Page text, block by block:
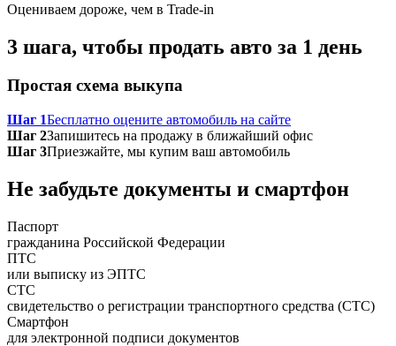
Оцениваем дороже, чем в Trade‑in
3 шага, чтобы продать авто за 1 день
Простая схема выкупа
Шаг 1Бесплатно оцените автомобиль на сайте
Шаг 2Запишитесь на продажу в ближайший офис
Шаг 3Приезжайте, мы купим ваш автомобиль
Не забудьте документы и смартфон
Паспорт
гражданина Российской Федерации
ПТС
или выписку из ЭПТС
СТС
свидетельство о регистрации транспортного средства (СТС)
Смартфон
для электронной подписи документов